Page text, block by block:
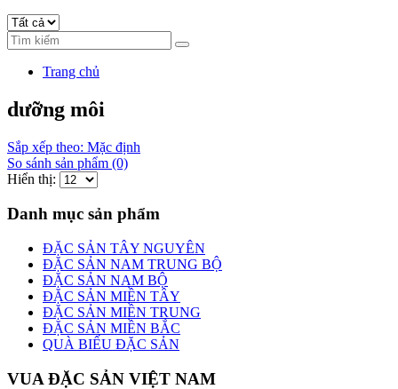
Trang chủ
dưỡng môi
Sắp xếp theo: Mặc định
So sánh sản phẩm (0)
Hiển thị:
Danh mục sản phẩm
ĐẶC SẢN TÂY NGUYÊN
ĐẶC SẢN NAM TRUNG BỘ
ĐẶC SẢN NAM BỘ
ĐẶC SẢN MIỀN TÂY
ĐẶC SẢN MIỀN TRUNG
ĐẶC SẢN MIỀN BẮC
QUÀ BIẾU ĐẶC SẢN
VUA ĐẶC SẢN VIỆT NAM